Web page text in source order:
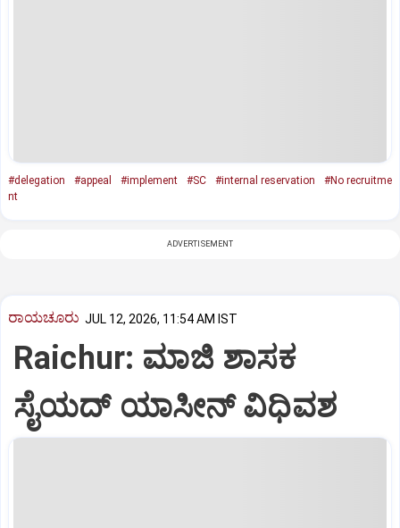
#delegation #appeal #implement #SC #internal reservation
#No recruitme
nt
ADVERTISEMENT
ರಾಯಚೂರು JUL 12, 2026, 11:54 AM IST
Raichur: ಮಾಜಿ ಶಾಸಕ
ಸೈಯದ್ ಯಾಸೀನ್ ವಿಧಿವಶ